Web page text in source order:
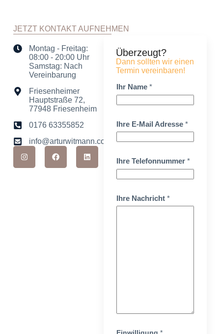
JETZT KONTAKT AUFNEHMEN
Montag - Freitag:
08:00 - 20:00 Uhr
Samstag: Nach
Vereinbarung
Friesenheimer
Hauptstraße 72,
77948 Friesenheim
0176 63355852
info@arturwitmann.com
Überzeugt?
Dann sollten wir einen
Termin vereinbaren!
Ihr Name *
Ihre E-Mail Adresse *
Ihre Telefonnummer *
Ihre Nachricht *